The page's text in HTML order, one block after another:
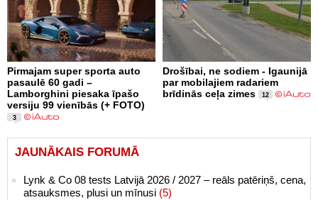
Pirmajam super sporta auto
pasaulē 60 gadi –
Lamborghini piesaka īpašo
versiju 99 vienībās (+ FOTO)
3
Drošībai, ne sodiem - Igaunijā
par mobilajiem radariem
brīdinās ceļa zimes
12
JAUNĀKAIS FORUMĀ
Lynk & Co 08 tests Latvijā 2026 / 2027 – reāls patēriņš, cena,
atsauksmes, plusi un mīnusi (5)